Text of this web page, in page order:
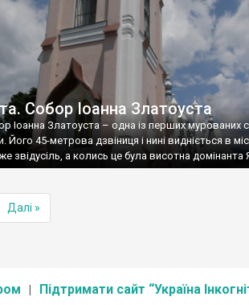
Собор Іоанна Златоуста
Іоанна Златоуста – одна із перших мурованих
Його 45-метрова дзвіниця і нині видніється в
звідусіль, а колись це була висотна домінанта
Далі »
Підтримати сайт “Україна